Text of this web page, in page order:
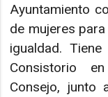
Ayuntamiento
de mujeres
igualdad.
Consistorio
Consejo, junto